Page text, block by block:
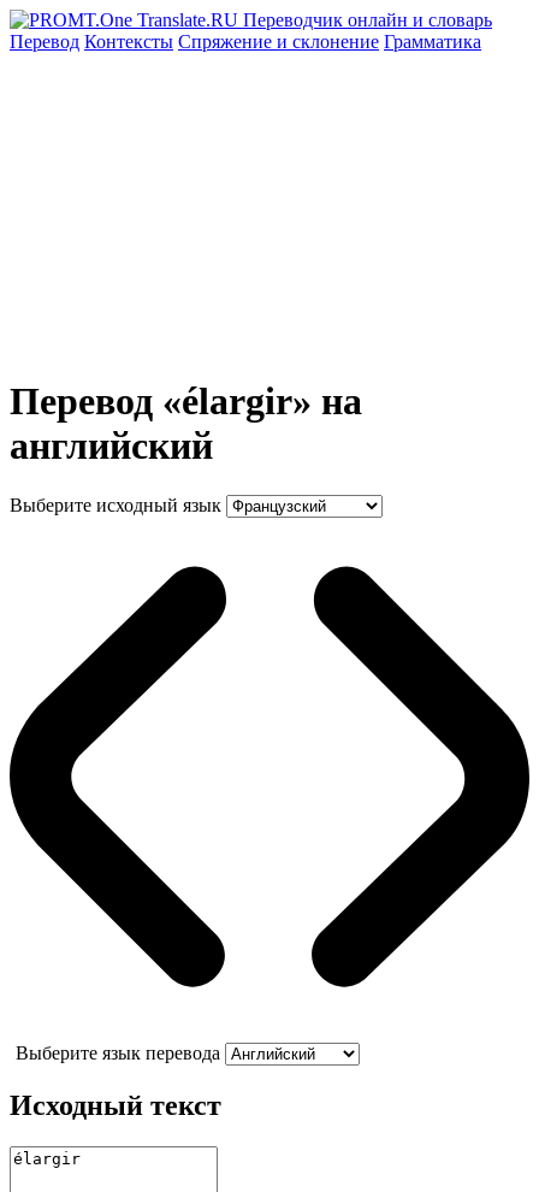
Перевод Контексты Спряжение и склонение Грамматика
Перевод «élargir» на
английский
Выберите исходный язык
Выберите язык перевода
Исходный текст